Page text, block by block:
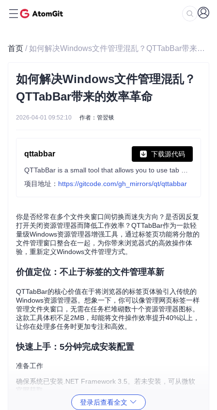
首页 / 如何解决Windows文件管理混乱？QTTabBar带来的效率革命
如何解决Windows文件管理混乱？
QTTabBar带来的效率革命
2026-04-01 09:52:10 作者：管翌锬
qttabbar 下载源代码
项目地址： https://gitcode.com/gh_mirrors/qt/qttabbar
你是否经常在多个文件夹窗口间切换而迷失方向？是否因反复
打开关闭资源管理器而降低工作效率？QTTabBar作为一款轻
量级Windows资源管理器增强工具，通过标签页功能将分散的
文件管理窗口整合在一起，为你带来浏览器式的高效操作体
验，重新定义Windows文件管理方式。
价值定位：不止于标签的文件管理革新
QTTabBar的核心价值在于将浏览器的标签页体验引入传统的
Windows资源管理器。想象一下，你可以像管理网页标签一样
管理文件夹窗口，无需在任务栏堆砌数十个资源管理器图标。
这款工具体积不足2MB，却能将文件操作效率提升40%以上，
让你在处理多任务时更加专注和高效。
快速上手：5分钟完成安装配置
准备工作
确保系统已安装.NET Framework 3.5。若未安装，可从微软
官网获取。
登录后查看全文